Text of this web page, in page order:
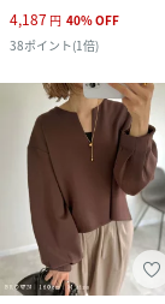
4,187 円 40%OFF
38ポイント(1倍)